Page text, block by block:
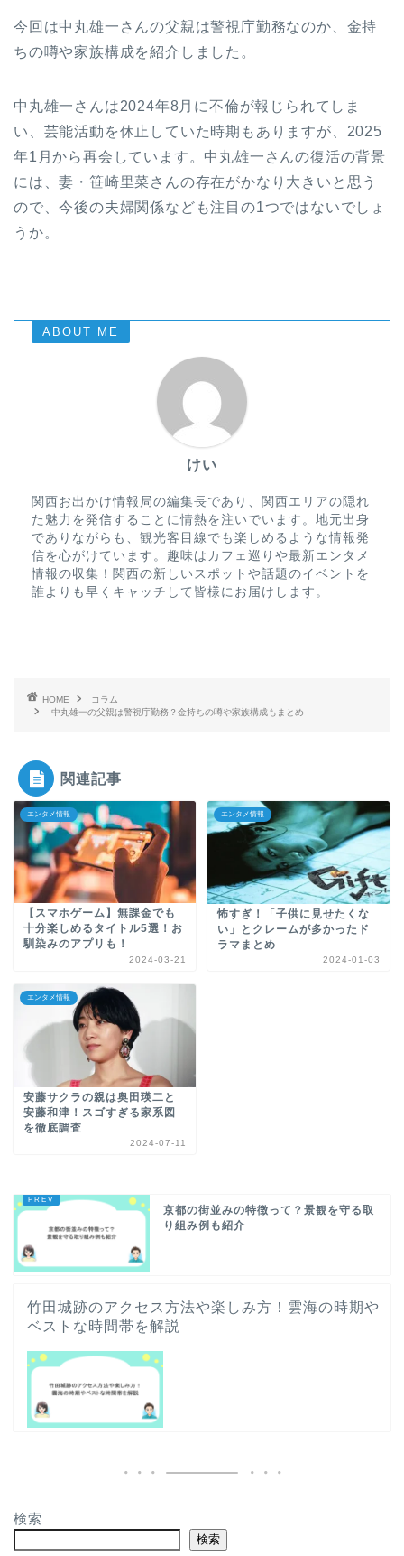
今回は中丸雄一さんの父親は警視庁勤務なのか、金持
ちの噂や家族構成を紹介しました。
中丸雄一さんは2024年8月に不倫が報じられてしま
い、芸能活動を休止していた時期もありますが、2025
年1月から再会しています。中丸雄一さんの復活の背景
には、妻・笹崎里菜さんの存在がかなり大きいと思う
ので、今後の夫婦関係なども注目の1つではないでしょ
うか。
ABOUT ME
けい
関西お出かけ情報局の編集長であり、関西エリアの隠れ
た魅力を発信することに情熱を注いでいます。地元出身
でありながらも、観光客目線でも楽しめるような情報発
信を心がけています。趣味はカフェ巡りや最新エンタメ
情報の収集！関西の新しいスポットや話題のイベントを
誰よりも早くキャッチして皆様にお届けします。
HOME
コラム
中丸雄一の父親は警視庁勤務？金持ちの噂や家族構成もまとめ
関連記事
エンタメ情報
【スマホゲーム】無課金でも
十分楽しめるタイトル5選！お
馴染みのアプリも！
2024-03-21
エンタメ情報
怖すぎ！「子供に見せたくな
い」とクレームが多かったド
ラマまとめ
2024-01-03
エンタメ情報
安藤サクラの親は奥田瑛二と
安藤和津！スゴすぎる家系図
を徹底調査
2024-07-11
京都の街並みの特徴って？景観を守る取
り組み例も紹介
竹田城跡のアクセス方法や楽しみ方！雲海の時期や
ベストな時間帯を解説
検索
検索